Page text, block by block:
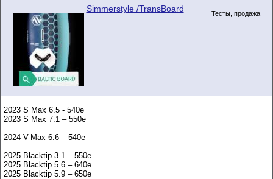
Simmerstyle /TransBoard Тесты, продажа
2023 S Max 6.5 - 540e
2023 S Max 7.1 – 550e
2024 V-Max 6.6 – 540e
2025 Blacktip 3.1 – 550e
2025 Blacktip 5.6 – 640e
2025 Blacktip 5.9 – 650e